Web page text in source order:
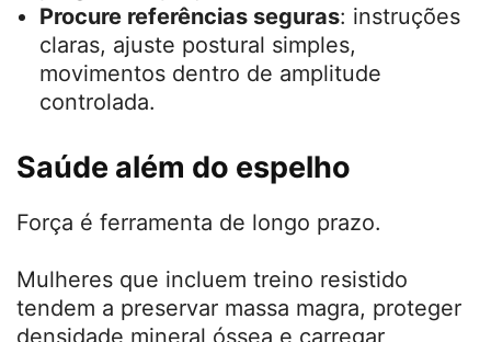
sessões por semana, 6 a 10 exercícios no
total, 2 a 4 séries por exercício, 6 a 15
repetições, descanso que permita manter
a técnica.
repetições “na reserva”, garantindo
execução estável.
Mantenha o que você já ama: Pilates,
caminhada, bike leve, desde que não
inviabilizem a recuperação.
Registre o treino: anote cargas,
repetições, sensação de esforço; celebre